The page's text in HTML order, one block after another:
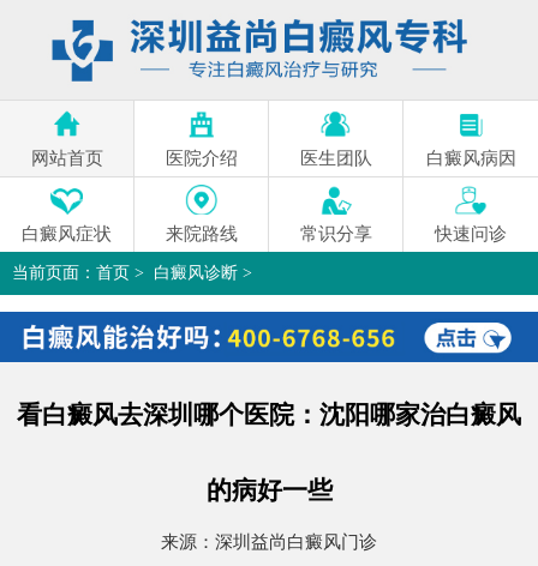
网站首页 医院介绍 医生团队 白癜风病因
白癜风症状 来院路线 常识分享 快速问诊
当前页面： 首页 > 白癜风诊断 >
看白癜风去深圳哪个医院：沈阳哪家治白癜风的病好一些>
看白癜风去深圳哪个医院：沈阳哪家治白癜风
的病好一些
来源： 深圳益尚白癜风门诊